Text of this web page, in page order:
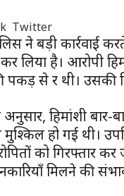
Twitter
ने बड़ी कार्रवाई
कर लिया है। आरोपी
से दूर थी। उसकी
हिमांशी बार-
मुश्किल हो गई थी।
को गिरफ्तार
मिलने की